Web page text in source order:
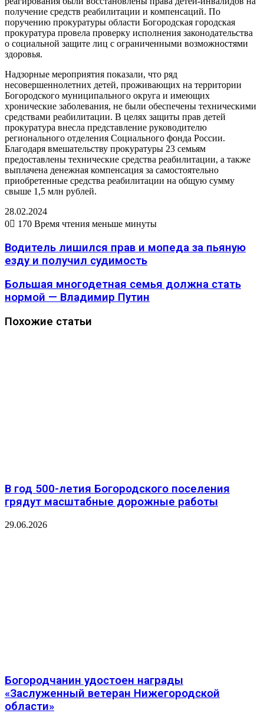
получение средств реабилитации и компенсаций. По
поручению прокуратуры области Богородская городская
прокуратура провела проверку исполнения законодательства
о социальной защите лиц с ограниченными возможностями
здоровья.
Надзорные мероприятия показали, что ряд
несовершеннолетних детей, проживающих на территории
Богородского муниципального округа и имеющих
хронические заболевания, не были обеспечены техническими
средствами реабилитации. В целях защиты прав детей
прокуратура внесла представление руководителю
регионального отделения Социального фонда России.
Благодаря вмешательству прокуратуры 23 семьям
предоставлены технические средства реабилитации, а также
выплачена денежная компенсация за самостоятельно
приобретенные средства реабилитации на общую сумму
свыше 1,5 млн рублей.
28.02.2024
0
170 Время чтения меньше минуты
Водитель лишился прав и мопеда за пьяную
езду и получил судимость
Большая многодетная семья должна стать
нормой — Владимир Путин
Похожие статьи
В год 500-летия Богородского поселения
грядут масштабные дорожные работы
29.06.2026
Богородчанин удостоен награды
«Заслуженный ветеран Нижегородской
области»